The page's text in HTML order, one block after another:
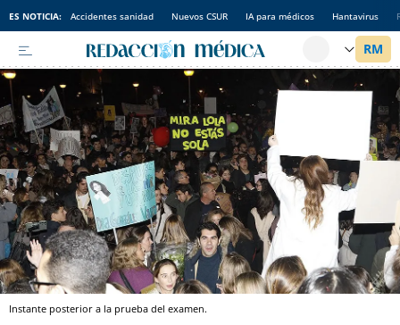
ES NOTICIA: Accidentes sanidad Nuevos CSUR IA para médicos Hantavirus
Instante posterior a la prueba del examen.